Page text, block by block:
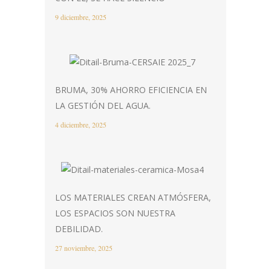
9 diciembre, 2025
BRUMA, 30% AHORRO EFICIENCIA EN
LA GESTIÓN DEL AGUA.
4 diciembre, 2025
LOS MATERIALES CREAN ATMÓSFERA,
LOS ESPACIOS SON NUESTRA
DEBILIDAD.
27 noviembre, 2025